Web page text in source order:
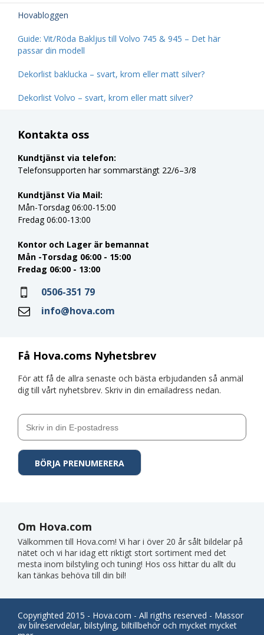
Hovabloggen
Guide: Vit/Röda Bakljus till Volvo 745 & 945 – Det här
passar din modell
Dekorlist baklucka – svart, krom eller matt silver?
Dekorlist Volvo – svart, krom eller matt silver?
Få Hova.coms Nyhetsbrev
För att få de allra senaste och bästa erbjudanden så anmäl
dig till vårt nyhetsbrev. Skriv in din emailadress nedan.
Kontakta oss
Kundtjänst via telefon:
Telefonsupporten har sommarstängt 22/6–3/8
Kundtjänst Via Mail:
Mån-Torsdag 06:00-15:00
Fredag 06:00-13:00
Kontor och Lager är bemannat
Mån -Torsdag 06:00 - 15:00
Fredag 06:00 - 13:00
0506-351 79
info@hova.com
Om Hova.com
Välkommen till Hova.com! Vi har i över 20 år sålt bildelar på
nätet och vi har idag ett riktigt stort sortiment med det
mesta inom bilstyling och tuning! Hos oss hittar du allt du
kan tänkas behöva till din bil!
Copyrighted 2015 - Hova.com - All rigths reserved - Massor
av bilreservdelar, bilstyling, biltillbehör och mycket mycket